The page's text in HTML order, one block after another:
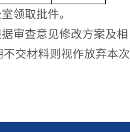
领取批件。
审查意见修改方案及相
交材料则视作放弃本次